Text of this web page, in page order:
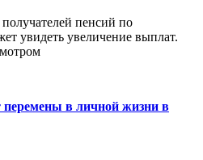
получателей пенсий по
увидеть увеличение выплат.
перемены в личной жизни в